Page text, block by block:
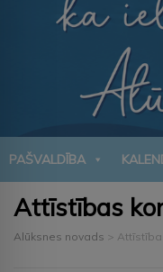
PAŠVALDĪBA
Attīstības
Alūksnes novads >